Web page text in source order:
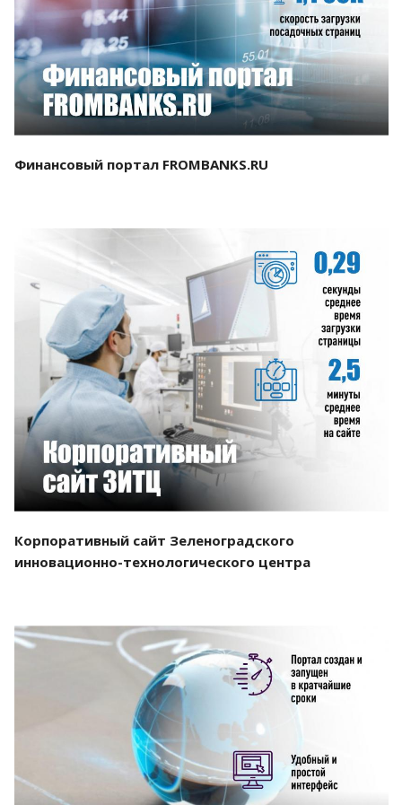
Смотреть проект
Финансовый портал FROMBANKS.RU
Смотреть проект
Корпоративный сайт Зеленоградского
инновационно-технологического центра
Смотреть проект